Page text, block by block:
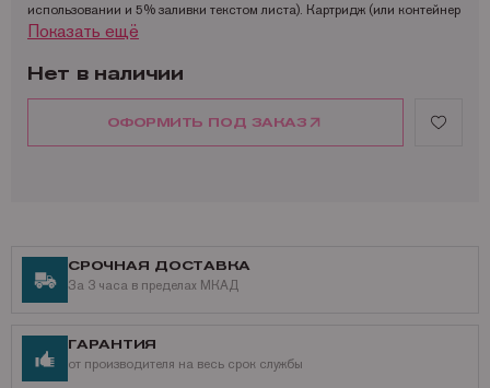
Xerox
Факсы Panasonic
использовании и 5% заливки текстом листа). Картридж (или контейнер
с чернилами) рекомендуется использовать при температуре 15 до 35°
влажности от 20 до 80 %.
совместим с такими моделями устройств как:
HP DesignJet Z2100 HP DesignJet Z2100GP HP DesignJet Z3100 HP
оригинального C9451A у специалиста Mr.image print.
Наши контакты
Разнообразные способы оплаты,
Показать ещё
Нет в наличии
ОФОРМИТЬ ПОД ЗАКАЗ
СРОЧНАЯ ДОСТАВКА
За 3 часа в пределах МКАД
ГАРАНТИЯ
от производителя на весь срок службы